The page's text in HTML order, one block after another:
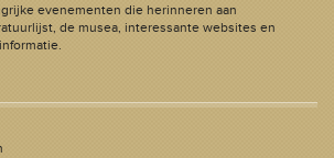
evenementen die herinneren aan
de musea, interessante websites en